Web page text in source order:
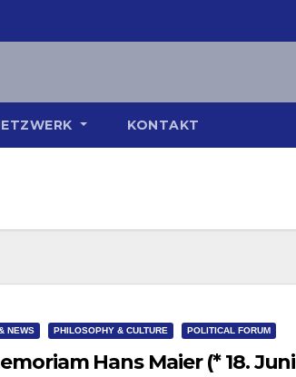
KONTAKT
NEWS PHILOSOPHY & CULTURE POLITICAL FORUM
Hans Maier (* 18. Juni